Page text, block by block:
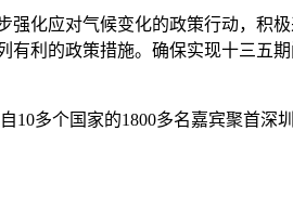
应对气候变化的政策行动，积
利的政策措施。确保实现十三五
10多个国家的1800多名嘉宾聚首